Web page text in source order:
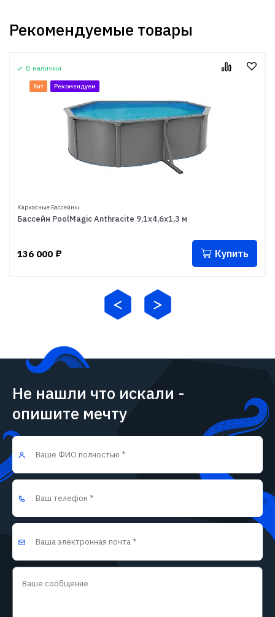
Рекомендуемые товары
В наличии
Хит Рекомендуем
Каркасные Бассейны
Бассейн PoolMagic Anthracite 9,1x4,6x1,3 м
136 000 ₽ Купить
Не нашли что искали -
опишите мечту